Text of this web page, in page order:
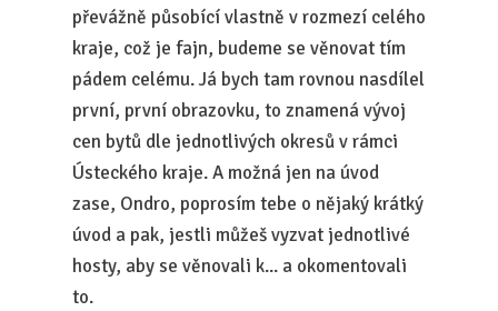
převážně působící vlastně v rozmezí celého
kraje, což je fajn, budeme se věnovat tím
pádem celému. Já bych tam rovnou nasdílel
první, první obrazovku, to znamená vývoj
cen bytů dle jednotlivých okresů v rámci
Ústeckého kraje. A možná jen na úvod
zase, Ondro, poprosím tebe o nějaký krátký
úvod a pak, jestli můžeš vyzvat jednotlivé
hosty, aby se věnovali k... a okomentovali
to.